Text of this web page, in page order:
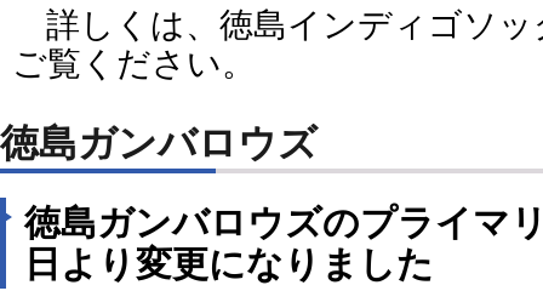
詳しくは、徳島インディゴソッ
ご覧ください。
徳島ガンバロウズ
徳島ガンバロウズのプライマ
日より変更になりました